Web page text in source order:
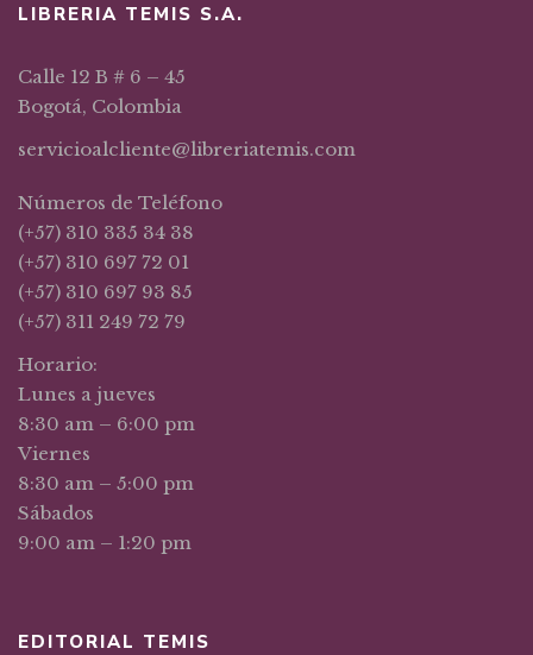
LIBRERIA TEMIS S.A.
Calle 12 B # 6 – 45
Bogotá, Colombia
servicioalcliente@libreriatemis.com
Números de Teléfono
(+57) 310 335 34 38
(+57) 310 697 72 01
(+57) 310 697 93 85
(+57) 311 249 72 79
Horario:
Lunes a jueves
8:30 am – 6:00 pm
Viernes
8:30 am – 5:00 pm
Sábados
9:00 am – 1:20 pm
EDITORIAL TEMIS